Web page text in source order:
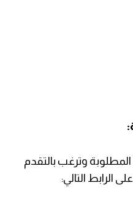
وترغب بالتقدم
الرابط التالي: